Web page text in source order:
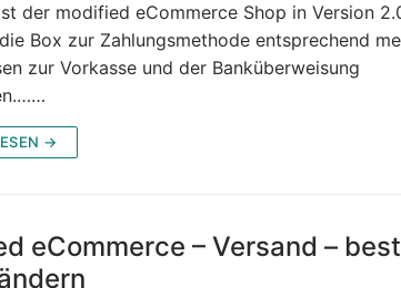
der modified eCommerce Shop in Version
Box zur Zahlungsmethode entsprechend
zur Vorkasse und der Banküberweisung
→
eCommerce – Versand –